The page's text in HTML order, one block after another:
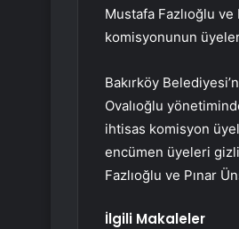
Mustafa Fazlıoğlu
komisyonunun
Bakırköy
Ovalıoğlu
ihtisas komisyon
encümen üyeleri
Fazlıoğlu ve Pınar
İlgili Makaleler